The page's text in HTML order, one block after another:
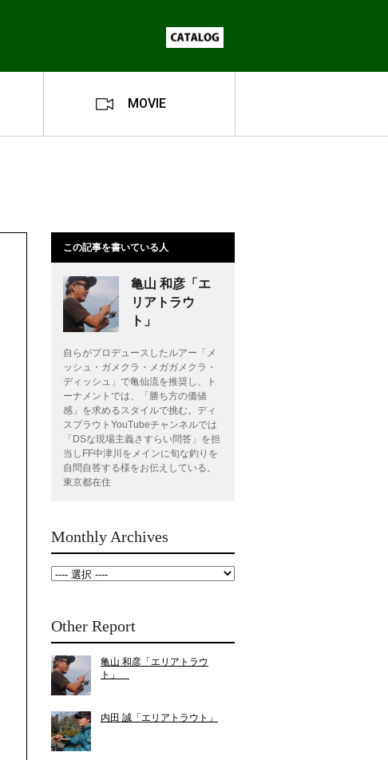
MOVIE
この記事を書いている人
亀山 和彦「エ
リアトラウ
ト」
自らがプロデュースしたルアー「メ
ッシュ・ガメクラ・メガガメクラ・
ディッシュ」で亀仙流を推奨し、ト
ーナメントでは、「勝ち方の価値
感」を求めるスタイルで挑む。ディ
スプラウトYouTubeチャンネルでは
「DSな現場主義さすらい問答」を担
当しFF中津川をメインに旬な釣りを
自問自答する様をお伝えしている。
東京都在住
Monthly Archives
Other Report
亀山 和彦「エリアトラウ
ト」
内田 誠「エリアトラウト」